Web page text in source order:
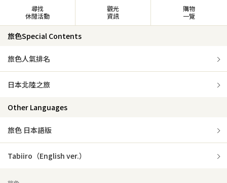
尋找
休閒活動
觀光
資訊
購物
一覽
旅色Special Contents
旅色人氣排名
日本北陸之旅
Other Languages
旅色 日本語版
Tabiiro（English ver.）